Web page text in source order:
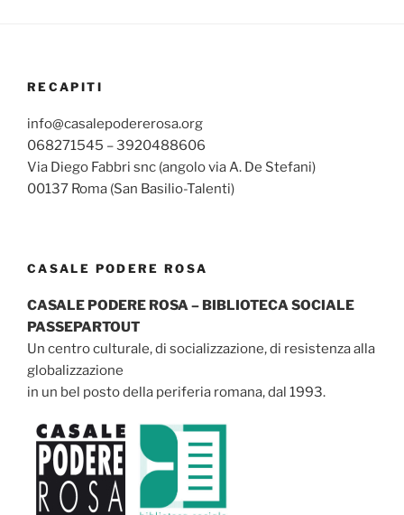
RECAPITI
info@casalepodererosa.org
068271545 – 3920488606
Via Diego Fabbri snc (angolo via A. De Stefani)
00137 Roma (San Basilio-Talenti)
CASALE PODERE ROSA
CASALE PODERE ROSA – BIBLIOTECA SOCIALE
PASSEPARTOUT
Un centro culturale, di socializzazione, di resistenza alla
globalizzazione
in un bel posto della periferia romana, dal 1993.